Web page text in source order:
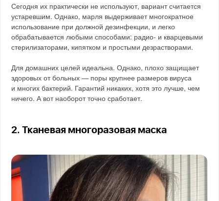
Сегодня их практически не используют, вариант считается
устаревшим. Однако, марля выдерживает многократное
использование при должной дезинфекции, и легко
обрабатывается любыми способами: радио- и кварцевыми
стерилизаторами, кипятком и простыми дезрастворами.
Для домашних целей идеальна. Однако, плохо защищает
здоровых от больных — поры крупнее размеров вируса
и многих бактерий. Гарантий никаких, хотя это лучше, чем
ничего. А вот наоборот точно сработает.
2. Тканевая многоразовая маска